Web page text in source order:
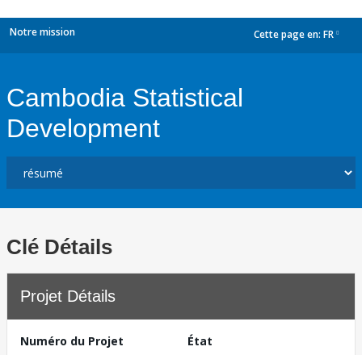
Notre mission Cette page en: FR
Cambodia Statistical
Development
Clé Détails
Projet Détails
Numéro du Projet
État